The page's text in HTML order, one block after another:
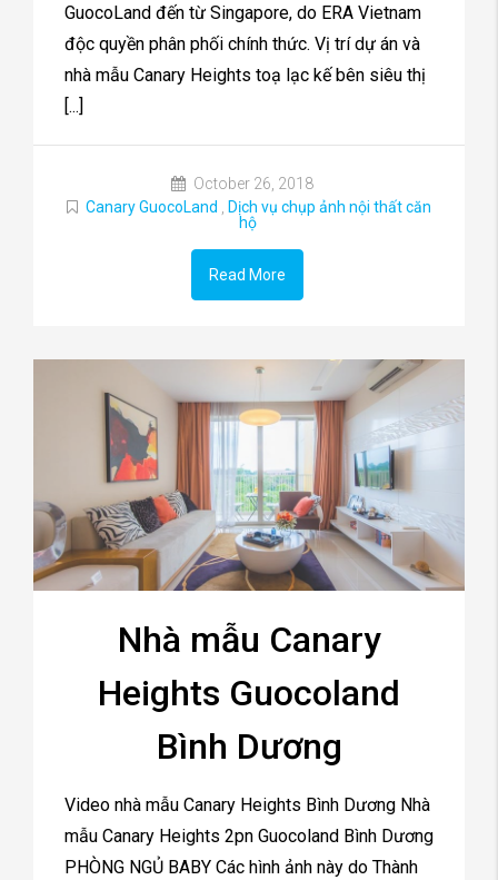
GuocoLand đến từ Singapore, do ERA Vietnam
độc quyền phân phối chính thức. Vị trí dự án và
nhà mẫu Canary Heights toạ lạc kế bên siêu thị
[...]
October 26, 2018
Canary GuocoLand
Dịch vụ chụp ảnh nội thất căn
hộ
Read More
Nhà mẫu Canary
Heights Guocoland
Bình Dương
Video nhà mẫu Canary Heights Bình Dương Nhà
mẫu Canary Heights 2pn Guocoland Bình Dương
PHÒNG NGỦ BABY Các hình ảnh này do Thành